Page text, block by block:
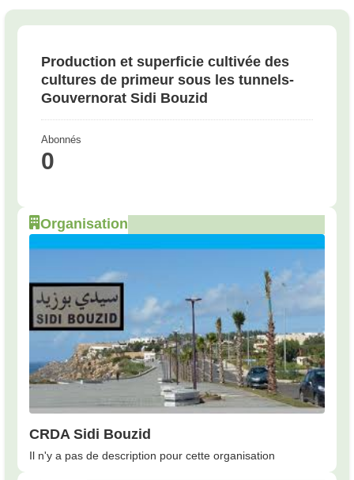
Production et superficie cultivée des
cultures de primeur sous les tunnels-
Gouvernorat Sidi Bouzid
Abonnés
0
Organisation
CRDA Sidi Bouzid
Il n'y a pas de description pour cette organisation